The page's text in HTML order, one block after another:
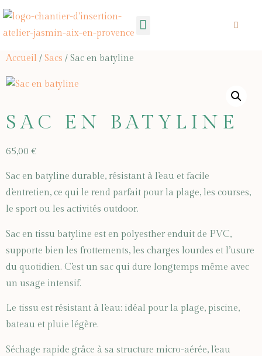
Accueil / Sacs / Sac en batyline
SAC EN BATYLINE
65,00 €
Sac en batyline durable, résistant à l’eau et facile
d’entretien, ce qui le rend parfait pour la plage, les courses,
le sport ou les activités outdoor.
Sac en tissu batyline est en polyesther enduit de PVC,
supporte bien les frottements, les charges lourdes et l’usure
du quotidien. C’est un sac qui dure longtemps même avec
un usage intensif.
Le tissu est résistant à l’eau: idéal pour la plage, piscine,
bateau et pluie légère.
Séchage rapide grâce à sa structure micro-aérée, l’eau